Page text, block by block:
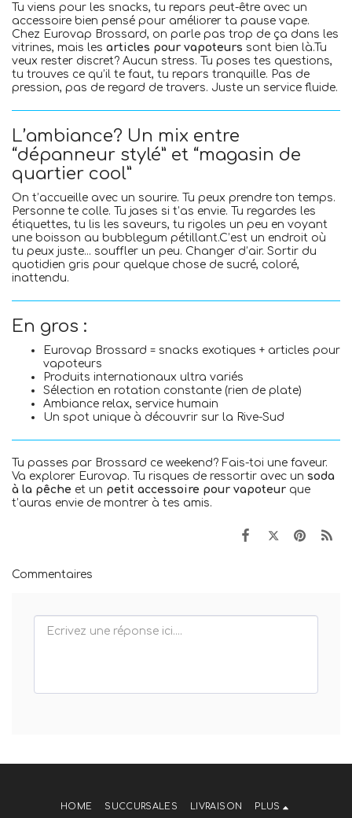
Tu viens pour les snacks, tu repars peut-être avec un
accessoire bien pensé pour améliorer ta pause vape.
Chez Eurovap Brossard, on parle pas trop de ça dans les
vitrines, mais les articles pour vapoteurs sont bien là.Tu
veux rester discret? Aucun stress. Tu poses tes questions,
tu trouves ce qu’il te faut, tu repars tranquille. Pas de
pression, pas de regard de travers. Juste un service fluide.
L’ambiance? Un mix entre
“dépanneur stylé” et “magasin de
quartier cool”
On t’accueille avec un sourire. Tu peux prendre ton temps.
Personne te colle. Tu jases si t’as envie. Tu regardes les
étiquettes, tu lis les saveurs, tu rigoles un peu en voyant
une boisson au bubblegum pétillant.C’est un endroit où
tu peux juste... souffler un peu. Changer d’air. Sortir du
quotidien gris pour quelque chose de sucré, coloré,
inattendu.
En gros :
Eurovap Brossard = snacks exotiques + articles pour
vapoteurs
Produits internationaux ultra variés
Sélection en rotation constante (rien de plate)
Ambiance relax, service humain
Un spot unique à découvrir sur la Rive-Sud
Tu passes par Brossard ce weekend? Fais-toi une faveur.
Va explorer Eurovap. Tu risques de ressortir avec un soda
à la pêche et un petit accessoire pour vapoteur que
t’auras envie de montrer à tes amis.
Commentaires
HOME SUCCURSALES LIVRAISON PLUS